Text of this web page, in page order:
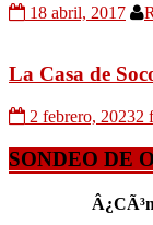
18 abril, 2017
La Casa de
2 febrero, 20232
SONDEO DE